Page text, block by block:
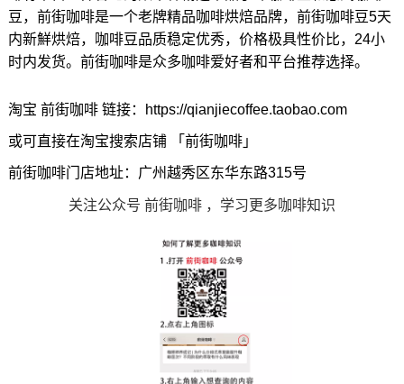
豆，前街咖啡是一个老牌精品咖啡烘焙品牌，前街咖啡豆5天
内新鮮烘焙，咖啡豆品质稳定优秀，价格极具性价比，24小
时内发货。前街咖啡是众多咖啡爱好者和平台推荐选择。
淘宝 前街咖啡 链接：https://qianjiecoffee.taobao.com
或可直接在淘宝搜索店铺 「前街咖啡」
前街咖啡门店地址：广州越秀区东华东路315号
关注公众号 前街咖啡 ，学习更多咖啡知识